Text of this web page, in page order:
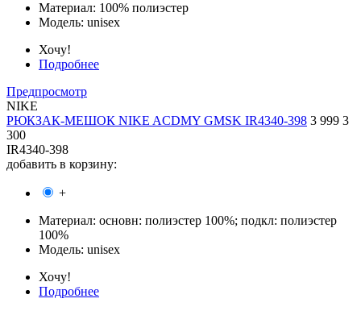
Материал: 100% полиэстер
Модель: unisex
Хочу!
Подробнее
Предпросмотр
NIKE
РЮКЗАК-МЕШОК NIKE ACDMY GMSK IR4340-398 3 999 3
300
IR4340-398
добавить в корзину:
+
Материал: основн: полиэстер 100%; подкл: полиэстер
100%
Модель: unisex
Хочу!
Подробнее